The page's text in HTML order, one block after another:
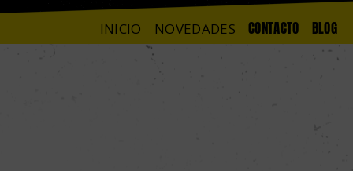
INICIO NOVEDADES CONTACTO BLOG